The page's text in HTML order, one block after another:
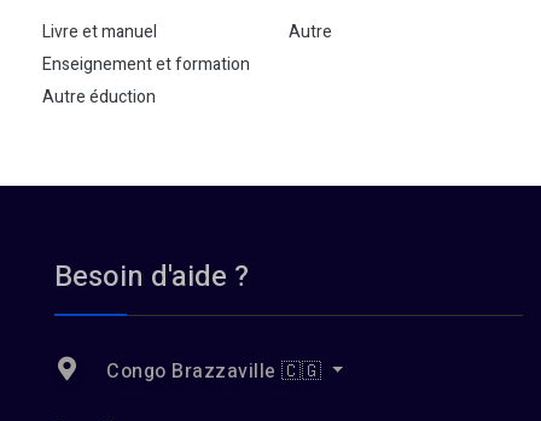
Livre et manuel
Enseignement et formation
Autre éduction
Autre
Besoin d'aide ?
Congo Brazzaville 🇨🇬